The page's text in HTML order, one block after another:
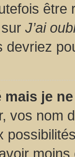
être
J’ai
devriez
je
vos nom